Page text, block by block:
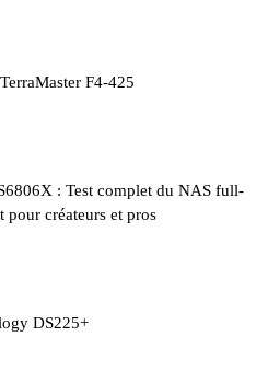
F4-425
: Test complet du NAS full-
pour créateurs et pros
DS225+